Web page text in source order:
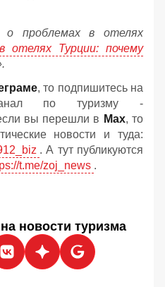
о проблемах в отелях
отелях Турции: почему
, то подпишитесь на
по туризму -
вы перешли в Мах, то
новости и туда:
. А тут публикуются
t.me/zoj_news .
новости туризма